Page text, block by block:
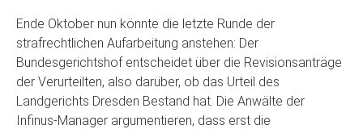
Ende Oktober nun könnte die letzte Runde der
strafrechtlichen Aufarbeitung anstehen: Der
Bundesgerichtshof entscheidet über die Revisionsanträge
der Verurteilten, also darüber, ob das Urteil des
Landgerichts Dresden Bestand hat. Die Anwälte der
Infinus-Manager argumentieren, dass erst die